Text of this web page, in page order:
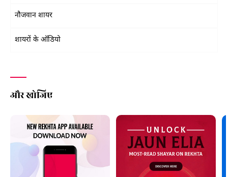
नौजवान शायर
शायरों के ऑडियो
और खोजिए